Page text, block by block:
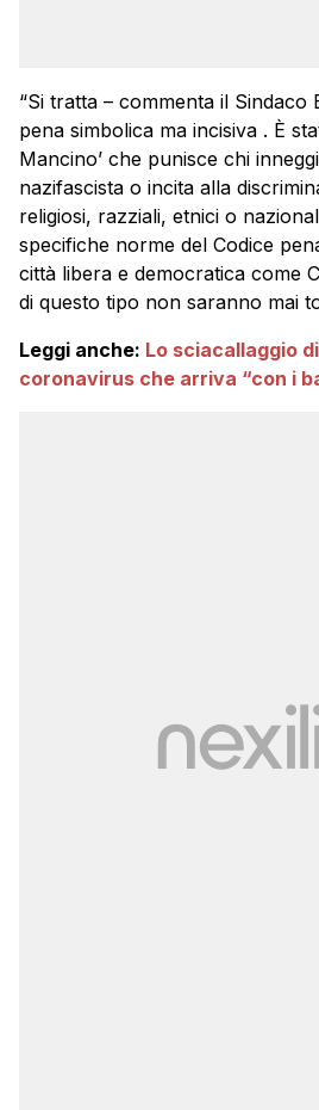
“Si tratta – commenta il Sindaco
pena simbolica ma incisiva . È
Mancino’ che punisce chi
nazifascista o incita alla
religiosi, razziali, etnici o
specifiche norme del Codice
città libera e democratica come
di questo tipo non saranno mai
Leggi anche: Lo sciacallaggio
coronavirus che arriva “con i